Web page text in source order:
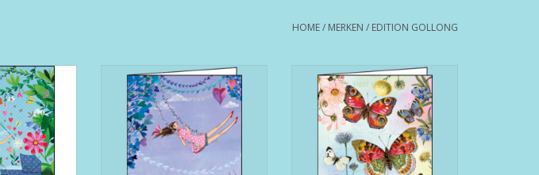
HOME/ MERKEN / EDITION GOLLONG
EG 1-7311
Edition Gollong WK EG 1-8151
TOEVOEGEN AAN WINKELWAGEN
Edition Gollong WK EG 1-8277
TOEVOEGEN AAN WINKELWAGEN